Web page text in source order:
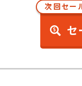
次回セー
セ